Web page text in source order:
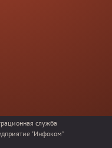
служба
"Инфоком"